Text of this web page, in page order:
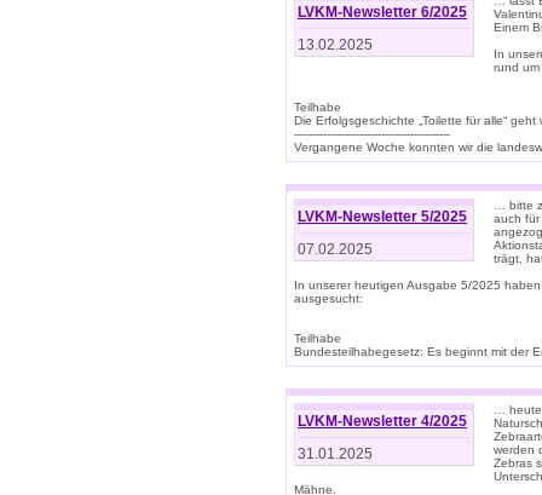
LVKM-Newsletter 6/2025
13.02.2025
Einem
In
rund
Teilhabe
Die Erfolgsgeschichte „Toilette für alle“
-------------------------------------------
Vergangene Woche konnten wir die
LVKM-Newsletter 5/2025
07.02.2025
… bitte
auch für
trägt,
In unserer heutigen Ausgabe 5/2025
ausgesucht:
Teilhabe
Bundesteilhabegesetz: Es beginnt mit der
LVKM-Newsletter 4/2025
31.01.2025
…
werden
Zebras
Mähne.